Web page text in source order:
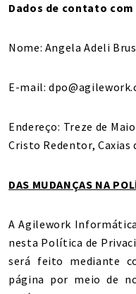
Dados de contato com
Nome: Angela Adeli
E-mail:
Endereço: Treze de
Cristo Redentor, Caxias
DAS MUDANÇAS NA
A Agilework
nesta Política de
será feito mediante
página por meio de